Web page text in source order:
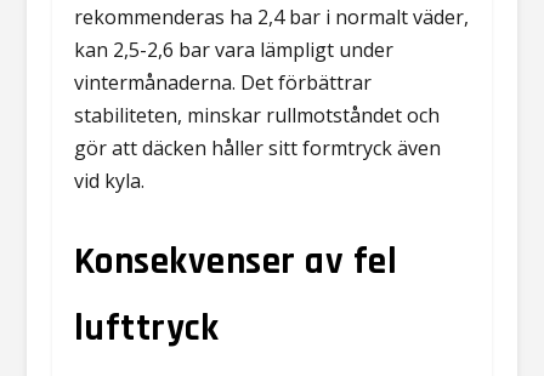
rekommenderas ha 2,4 bar i normalt väder,
kan 2,5-2,6 bar vara lämpligt under
vintermånaderna. Det förbättrar
stabiliteten, minskar rullmotståndet och
gör att däcken håller sitt formtryck även
vid kyla.
Konsekvenser av fel
lufttryck